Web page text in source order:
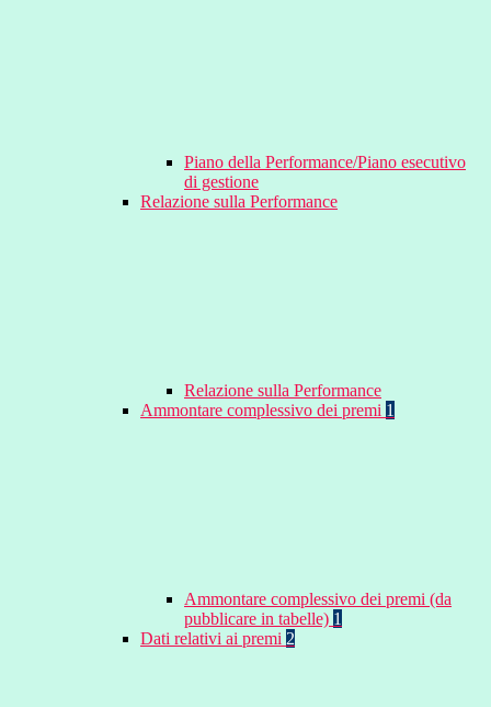
Piano della Performance/Piano esecutivo
di gestione
Relazione sulla Performance
Relazione sulla Performance
Ammontare complessivo dei premi 1
Ammontare complessivo dei premi (da
pubblicare in tabelle) 1
Dati relativi ai premi 2